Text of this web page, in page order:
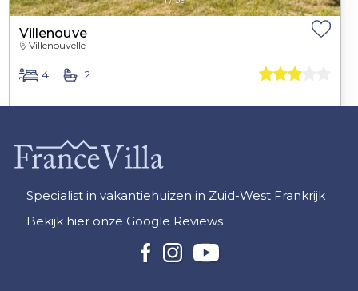
Villenouve
Villenouvelle
4 2
Specialist in vakantiehuizen in Zuid-West Frankrijk
Bekijk hier onze Google Reviews